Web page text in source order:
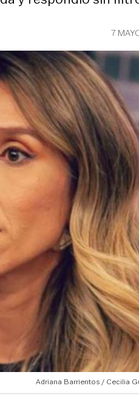
7
Adriana Barrientos / Cecilia